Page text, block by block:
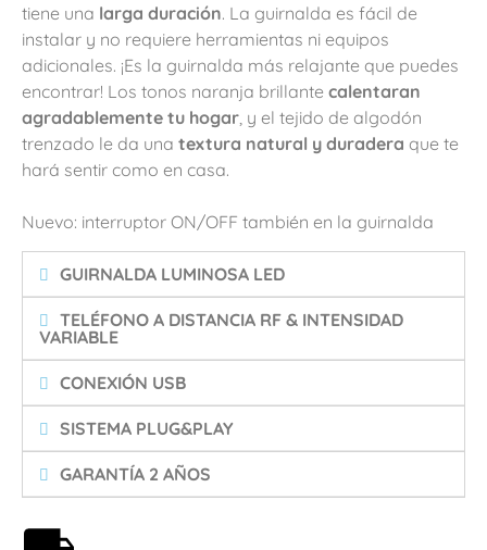
tiene una larga duración. La guirnalda es fácil de
instalar y no requiere herramientas ni equipos
adicionales. ¡Es la guirnalda más relajante que puedes
encontrar! Los tonos naranja brillante calentaran
agradablemente tu hogar , y el tejido de algodón
trenzado le da una textura natural y duradera que te
hará sentir como en casa.
Nuevo: interruptor ON/OFF también en la guirnalda
GUIRNALDA LUMINOSA LED
TELÉFONO A DISTANCIA RF & INTENSIDAD
VARIABLE
CONEXIÓN USB
SISTEMA PLUG&PLAY
GARANTÍA 2 AÑOS